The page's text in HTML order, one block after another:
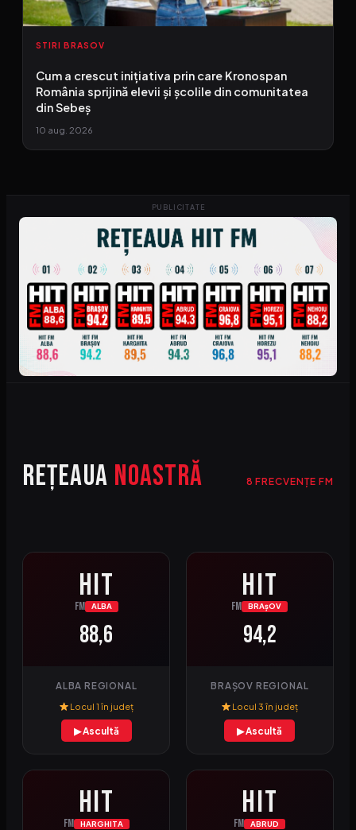
STIRI BRASOV
Cum a crescut inițiativa prin care Kronospan
România sprijină elevii și școlile din comunitatea
din Sebeș
10 aug. 2026
PUBLICITATE
Rețeaua Noastră 8 FRECVENȚE FM
HIT
FM ALBA
88,6
ALBA REGIONAL
Locul 1 în județ
▶ Ascultă
HIT
FM BRAșOV
94,2
BRAȘOV REGIONAL
Locul 3 în județ
▶ Ascultă
HIT
FM HARGHITA
HIT
FM ABRUD